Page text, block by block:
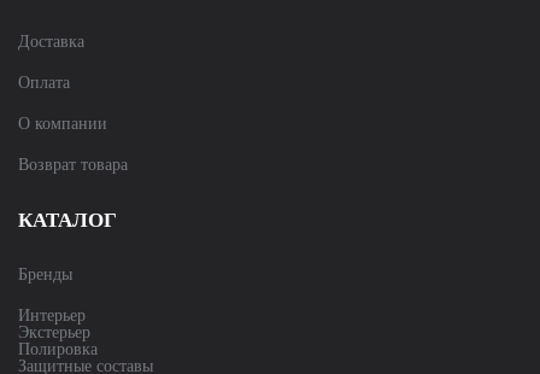
Доставка
Оплата
О компании
Возврат товара
КАТАЛОГ
Бренды
Интерьер
Экстерьер
Полировка
Защитные составы